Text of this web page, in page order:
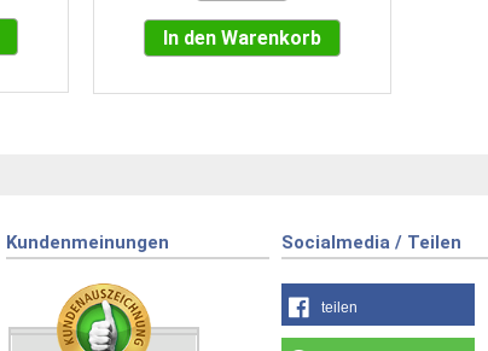
In den Warenkorb
Kundenmeinungen Socialmedia / Teilen
teilen